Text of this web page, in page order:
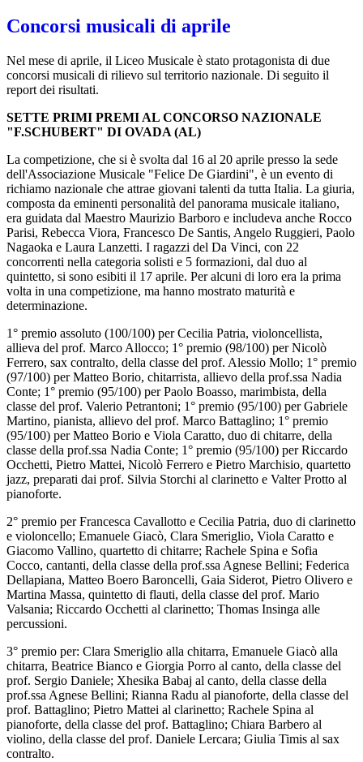
Concorsi musicali di aprile
Nel mese di aprile, il Liceo Musicale è stato protagonista di due
concorsi musicali di rilievo sul territorio nazionale. Di seguito il
report dei risultati.
SETTE PRIMI PREMI AL CONCORSO NAZIONALE
"F.SCHUBERT" DI OVADA (AL)
La competizione, che si è svolta dal 16 al 20 aprile presso la sede
dell'Associazione Musicale "Felice De Giardini", è un evento di
richiamo nazionale che attrae giovani talenti da tutta Italia. La giuria,
composta da eminenti personalità del panorama musicale italiano,
era guidata dal Maestro Maurizio Barboro e includeva anche Rocco
Parisi, Rebecca Viora, Francesco De Santis, Angelo Ruggieri, Paolo
Nagaoka e Laura Lanzetti. I ragazzi del Da Vinci, con 22
concorrenti nella categoria solisti e 5 formazioni, dal duo al
quintetto, si sono esibiti il 17 aprile. Per alcuni di loro era la prima
volta in una competizione, ma hanno mostrato maturità e
determinazione.
1° premio assoluto (100/100) per Cecilia Patria, violoncellista,
allieva del prof. Marco Allocco; 1° premio (98/100) per Nicolò
Ferrero, sax contralto, della classe del prof. Alessio Mollo; 1° premio
(97/100) per Matteo Borio, chitarrista, allievo della prof.ssa Nadia
Conte; 1° premio (95/100) per Paolo Boasso, marimbista, della
classe del prof. Valerio Petrantoni; 1° premio (95/100) per Gabriele
Martino, pianista, allievo del prof. Marco Battaglino; 1° premio
(95/100) per Matteo Borio e Viola Caratto, duo di chitarre, della
classe della prof.ssa Nadia Conte; 1° premio (95/100) per Riccardo
Occhetti, Pietro Mattei, Nicolò Ferrero e Pietro Marchisio, quartetto
jazz, preparati dai prof. Silvia Storchi al clarinetto e Valter Protto al
pianoforte.
2° premio per Francesca Cavallotto e Cecilia Patria, duo di clarinetto
e violoncello; Emanuele Giacò, Clara Smeriglio, Viola Caratto e
Giacomo Vallino, quartetto di chitarre; Rachele Spina e Sofia
Cocco, cantanti, della classe della prof.ssa Agnese Bellini; Federica
Dellapiana, Matteo Boero Baroncelli, Gaia Siderot, Pietro Olivero e
Martina Massa, quintetto di flauti, della classe del prof. Mario
Valsania; Riccardo Occhetti al clarinetto; Thomas Insinga alle
percussioni.
3° premio per: Clara Smeriglio alla chitarra, Emanuele Giacò alla
chitarra, Beatrice Bianco e Giorgia Porro al canto, della classe del
prof. Sergio Daniele; Xhesika Babaj al canto, della classe della
prof.ssa Agnese Bellini; Rianna Radu al pianoforte, della classe del
prof. Battaglino; Pietro Mattei al clarinetto; Rachele Spina al
pianoforte, della classe del prof. Battaglino; Chiara Barbero al
violino, della classe del prof. Daniele Lercara; Giulia Timis al sax
contralto.